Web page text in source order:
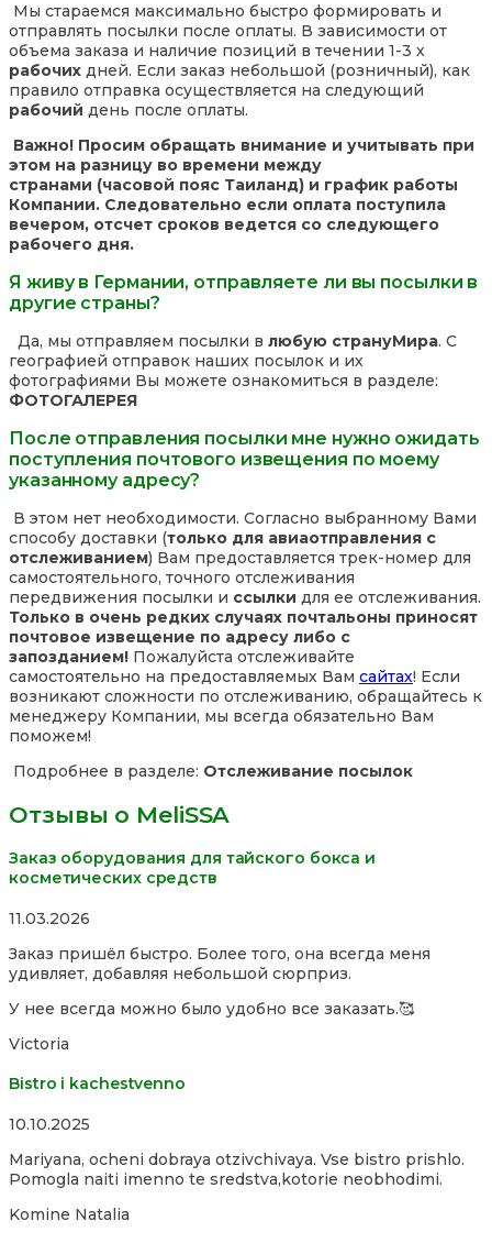
Мы стараемся максимально быстро формировать и
отправлять посылки после оплаты. В зависимости от
объема заказа и наличие позиций в течении 1-3 х
рабочих дней. Если заказ небольшой (розничный), как
правило отправка осуществляется на следующий
рабочий день после оплаты.
Важно! Просим обращать внимание и учитывать при
этом на разницу во времени между
странами (часовой пояс Таиланд) и график работы
Компании. Следовательно если оплата поступила
вечером, отсчет сроков ведется со следующего
рабочего дня.
Я живу в Германии, отправляете ли вы посылки в
другие страны?
Да, мы отправляем посылки в любую странуМира. С
географией отправок наших посылок и их
фотографиями Вы можете ознакомиться в разделе:
ФОТОГАЛЕРЕЯ
После отправления посылки мне нужно ожидать
поступления почтового извещения по моему
указанному адресу?
В этом нет необходимости. Согласно выбранному Вами
способу доставки (только для авиаотправления с
отслеживанием) Вам предоставляется трек-номер для
самостоятельного, точного отслеживания
передвижения посылки и ссылки для ее отслеживания.
Только в очень редких случаях почтальоны приносят
почтовое извещение по адресу либо с
запозданием! Пожалуйста отслеживайте
самостоятельно на предоставляемых Вам сайтах! Если
возникают сложности по отслеживанию, обращайтесь к
менеджеру Компании, мы всегда обязательно Вам
поможем!
Подробнее в разделе: Отслеживание посылок
Отзывы о MeliSSA
Заказ оборудования для тайского бокса и
косметических средств
Rated
out
of
11.03.2026
Заказ пришёл быстро. Более того, она всегда меня
удивляет, добавляя небольшой сюрприз.
У нее всегда можно было удобно все заказать.🥰
Victoria
Bistro i kachestvenno
Rated
out
of
10.10.2025
Mariyana, ocheni dobraya otzivchivaya. Vse bistro prishlo.
Pomogla naiti imenno te sredstva,kotorie neobhodimi.
Komine Natalia